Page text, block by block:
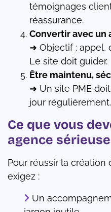
témoignages
réassurance.
Convertir avec un
➜ Objectif : appel,
Le site doit guider.
Être maintenu,
➜ Un site PME
jour régulièrement.
Ce que vous
agence sérieuse
Pour réussir la création
exigez :
Un